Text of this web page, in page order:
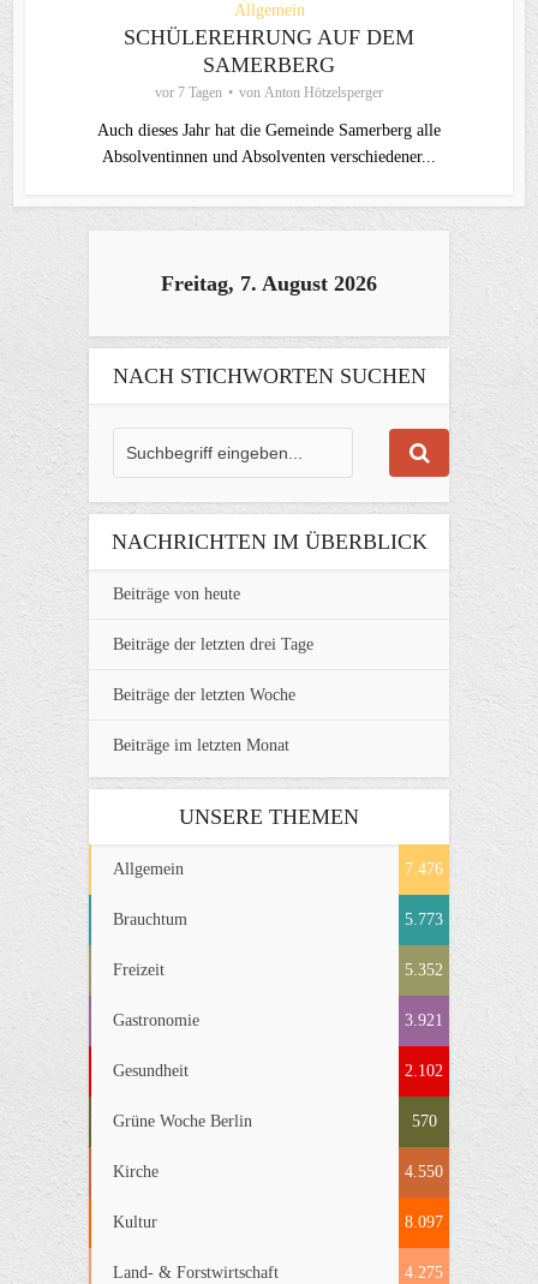
Allgemein
SCHÜLEREHRUNG AUF DEM
SAMERBERG
vor 7 Tagen von Anton Hötzelsperger
Auch dieses Jahr hat die Gemeinde Samerberg alle
Absolventinnen und Absolventen verschiedener...
Freitag, 7. August 2026
NACH STICHWORTEN SUCHEN
NACHRICHTEN IM ÜBERBLICK
Beiträge von heute
Beiträge der letzten drei Tage
Beiträge der letzten Woche
Beiträge im letzten Monat
UNSERE THEMEN
Allgemein 7.476
Brauchtum 5.773
Freizeit 5.352
Gastronomie 3.921
Gesundheit 2.102
Grüne Woche Berlin 570
Kirche 4.550
Kultur 8.097
Land- & Forstwirtschaft 4.275